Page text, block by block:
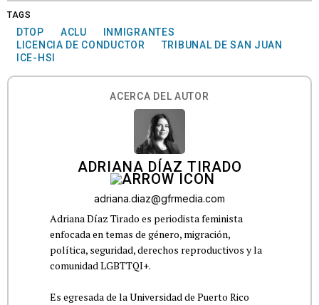
TAGS
DTOP ACLU
INMIGRANTES
LICENCIA DE CONDUCTOR
TRIBUNAL DE SAN JUAN
ICE-HSI
ACERCA DEL AUTOR
ADRIANA DÍAZ TIRADO
adriana.diaz@gfrmedia.com
Adriana Díaz Tirado es periodista feminista
enfocada en temas de género, migración,
política, seguridad, derechos reproductivos y la
comunidad LGBTTQI+.
Es egresada de la Universidad de Puerto Rico